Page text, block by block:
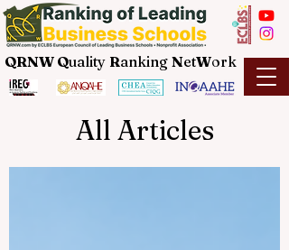
QRNW Quality Ranking NetWork
All Articles